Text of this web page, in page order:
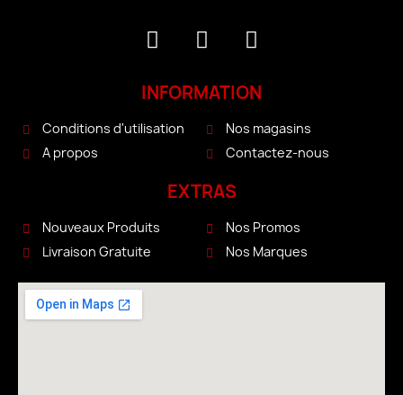
INFORMATION
Conditions d'utilisation
A propos
Nos magasins
Contactez-nous
EXTRAS
Nouveaux Produits
Livraison Gratuite
Nos Promos
Nos Marques